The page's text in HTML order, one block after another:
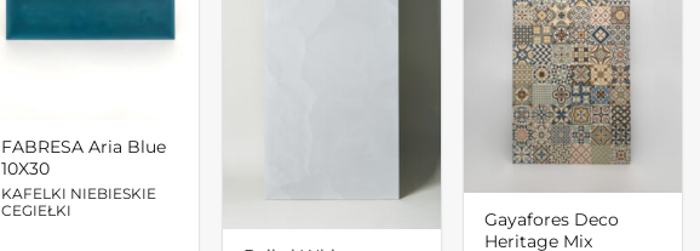
FABRESA Aria Blue
10X30
KAFELKI NIEBIESKIE
CEGIEŁKI
Gayafores Deco
Heritage Mix